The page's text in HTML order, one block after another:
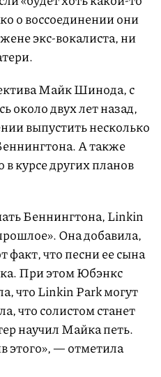
о воссоединении они
экс-вокалиста, ни
Майк Шинода, с
около двух лет назад,
выпустить несколько
А также
курсе других планов
Беннингтона, Linkin
Она добавила,
факт, что песни ее сына
При этом Юбэнкс
что Linkin Park могут
что солистом станет
научил Майка петь.
этого», — отметила